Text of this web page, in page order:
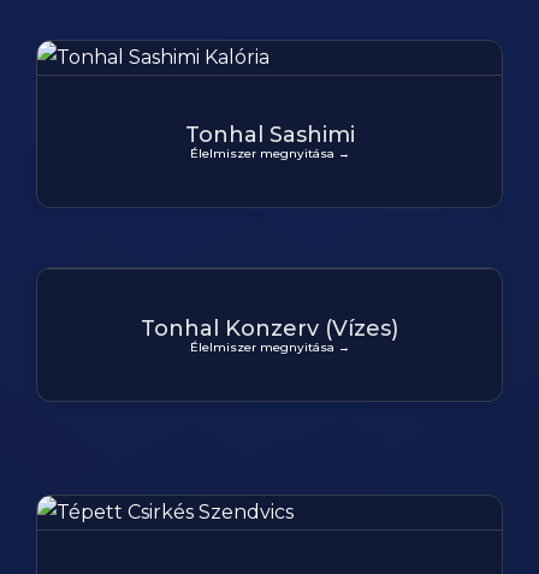
Tonhal Sashimi
Élelmiszer megnyitása →
Tonhal Konzerv (Vízes)
Élelmiszer megnyitása →